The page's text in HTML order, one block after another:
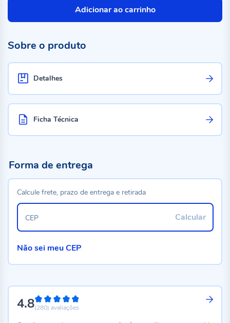
Adicionar ao carrinho
Sobre o produto
Detalhes
Ficha Técnica
4.896%
(280) avaliações
Forma de entrega
Calcule frete, prazo de entrega e retirada
Calcular
CEP
Não sei meu CEP